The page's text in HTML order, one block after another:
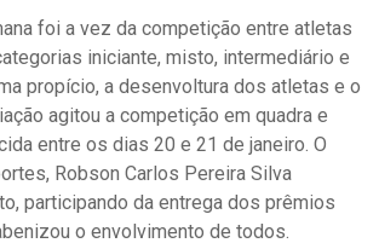
foi a vez da competição entre atletas
iniciante, misto, intermediário e
propício, a desenvoltura dos atletas e o
agitou a competição em quadra e
entre os dias 20 e 21 de janeiro. O
Robson Carlos Pereira Silva
participando da entrega dos prêmios
o envolvimento de todos.